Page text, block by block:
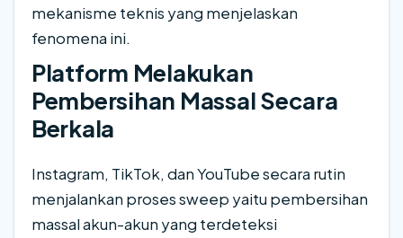
mekanisme teknis yang menjelaskan
fenomena ini.
Platform Melakukan
Pembersihan Massal Secara
Berkala
Instagram, TikTok, dan YouTube secara rutin
menjalankan proses sweep yaitu pembersihan
massal akun-akun yang terdeteksi